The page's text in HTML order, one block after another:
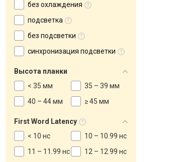
без охлаждения
подсветка
без подсветки
синхронизация подсветки
Высота планки
< 35 мм
35 – 39 мм
40 – 44 мм
≥ 45 мм
First Word Latency
< 10 нс
10 – 10.99 нс
11 – 11.99 нс
12 – 12.99 нс